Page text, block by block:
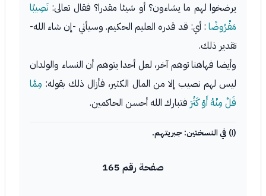
يرضخوا لهم ما يشاءون؟ أو شيئا مقدرا؟ فقال تعالى: نَصِيبًا
مَفْرُوضًا : أي: قد قدره العليم الحكيم. وسيأتي -إن شاء الله-
تقدير ذلك.
وأيضا فهاهنا توهم آخر، لعل أحدا يتوهم أن النساء والولدان
ليس لهم نصيب إلا من المال الكثير، فأزال ذلك بقوله: مِمَّا
قَلَّ مِنْهُ أَوْ كَثُرَ فتبارك الله أحسن الحاكمين.
(١) في النسختين: جبريتهم.
صفحة رقم 165